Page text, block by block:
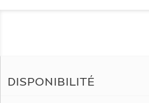
DISPONIBILITÉ